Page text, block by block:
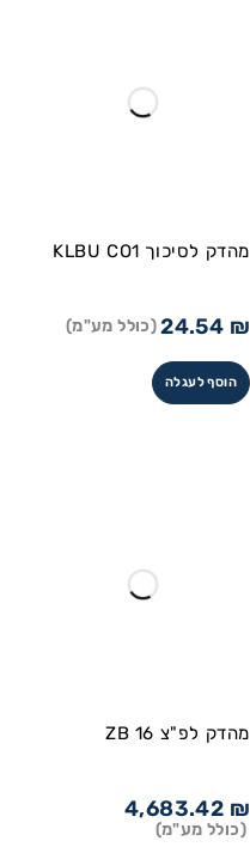
מהדק לסיכוך KLBU CO1
24.54 ₪ (כולל מע"מ)
הוסף לעגלה
מהדק לפ"צ ZB 16
4,683.42 ₪
(כולל מע"מ)